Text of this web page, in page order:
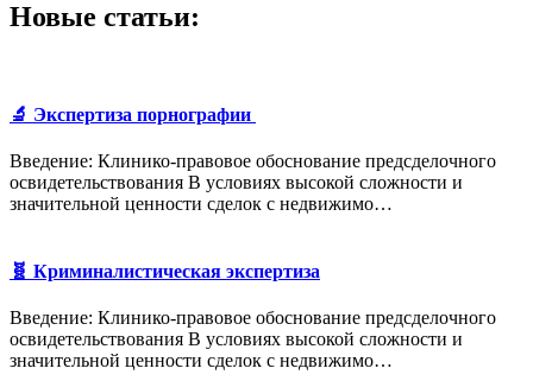
Новые статьи:
🔬 Экспертиза порнографии
Введение: Клинико-правовое обоснование предсделочного
освидетельствования В условиях высокой сложности и
значительной ценности сделок с недвижимо…
🧬 Криминалистическая экспертиза
Введение: Клинико-правовое обоснование предсделочного
освидетельствования В условиях высокой сложности и
значительной ценности сделок с недвижимо…